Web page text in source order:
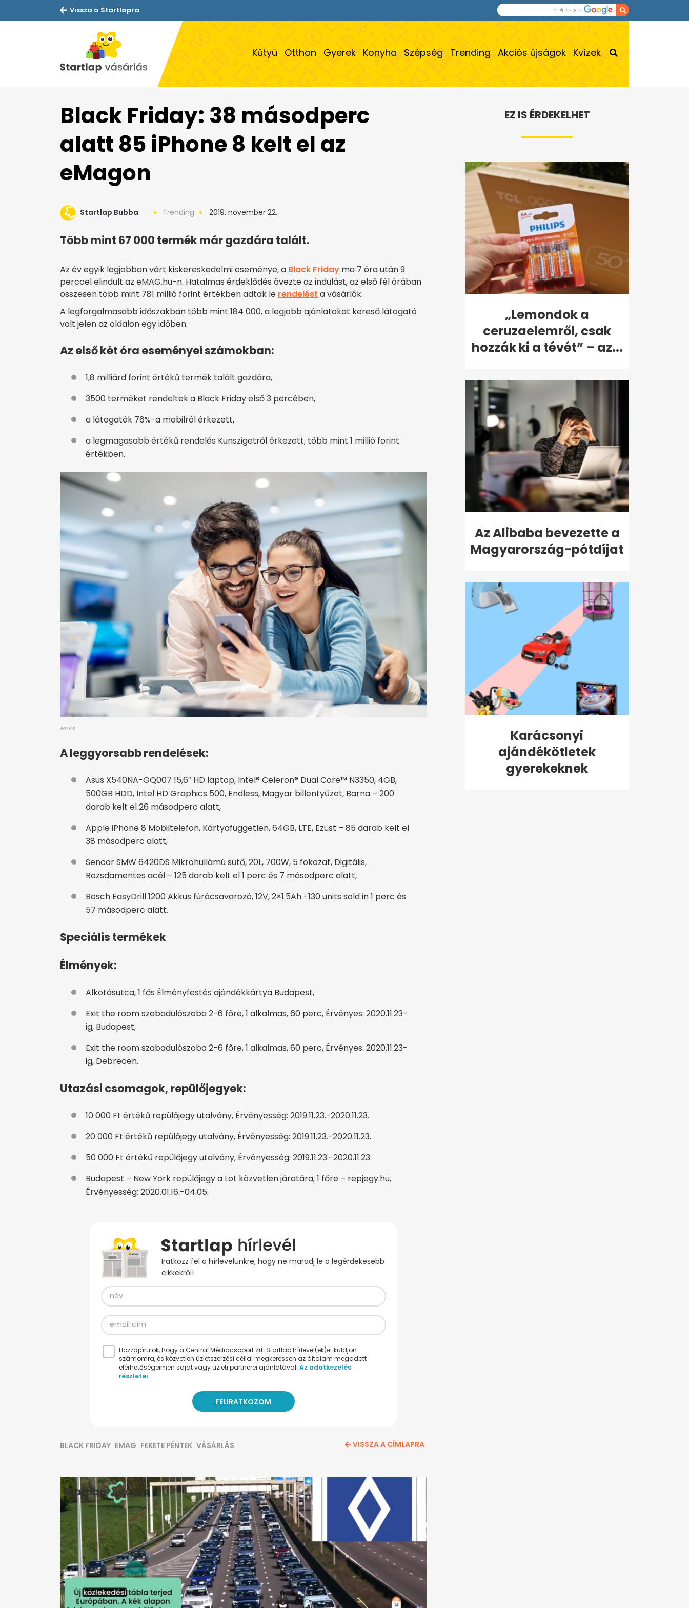
Vissza a Startlapra
Kütyü Otthon Gyerek Konyha Szépség Trending Akciós újságok Kvízek
Black Friday: 38 másodperc
alatt 85 iPhone 8 kelt el az
eMagon
Startlap Bubba Trending 2019. november 22.
Több mint 67 000 termék már gazdára talált.
Az év egyik legjobban várt kiskereskedelmi eseménye, a Black Friday ma 7 óra után 9
perccel elindult az eMAG.hu-n. Hatalmas érdeklődés övezte az indulást, az első fél órában
összesen több mint 781 millió forint értékben adtak le rendelést a vásárlók.
A legforgalmasabb időszakban több mint 184 000, a legjobb ajánlatokat kereső látogató
volt jelen az oldalon egy időben.
Az első két óra eseményei számokban:
1,8 milliárd forint értékű termék talált gazdára,
3500 terméket rendeltek a Black Friday első 3 percében,
a látogatók 76%-a mobilról érkezett,
a legmagasabb értékű rendelés Kunszigetről érkezett, több mint 1 millió forint
értékben.
iStock
A leggyorsabb rendelések:
Asus X540NA-GQ007 15,6″ HD laptop, Intel® Celeron® Dual Core™ N3350, 4GB,
500GB HDD, Intel HD Graphics 500, Endless, Magyar billentyűzet, Barna – 200
darab kelt el 26 másodperc alatt,
Apple iPhone 8 Mobiltelefon, Kártyafüggetlen, 64GB, LTE, Ezüst – 85 darab kelt el
38 másodperc alatt,
Sencor SMW 6420DS Mikrohullámú sütő, 20L, 700W, 5 fokozat, Digitális,
Rozsdamentes acél – 125 darab kelt el 1 perc és 7 másodperc alatt,
Bosch EasyDrill 1200 Akkus fúrócsavarozó, 12V, 2×1.5Ah -130 units sold in 1 perc és
57 másodperc alatt.
Speciális termékek
Élmények:
Alkotásutca, 1 fős Élményfestés ajándékkártya Budapest,
Exit the room szabadulószoba 2-6 főre, 1 alkalmas, 60 perc, Érvényes: 2020.11.23-
ig, Budapest,
Exit the room szabadulószoba 2-6 főre, 1 alkalmas, 60 perc, Érvényes: 2020.11.23-
ig, Debrecen.
Utazási csomagok, repülőjegyek:
10 000 Ft értékű repülőjegy utalvány, Érvényesség: 2019.11.23.-2020.11.23.
20 000 Ft értékű repülőjegy utalvány, Érvényesség: 2019.11.23.-2020.11.23.
50 000 Ft értékű repülőjegy utalvány, Érvényesség: 2019.11.23.-2020.11.23.
Budapest – New York repülőjegy a Lot közvetlen járatára, 1 főre – repjegy.hu,
Érvényesség: 2020.01.16.-04.05.
Iratkozz fel a hírlevelünkre, hogy ne maradj le a legérdekesebb
cikkekről!
Hozzájárulok, hogy a Central Médiacsoport Zrt. Startlap hírlevel(ek)et küldjön
számomra, és közvetlen üzletszerzési céllal megkeressen az általam megadott
elérhetőségeimen saját vagy üzleti partnerei ajánlatával. Az adatkezelés
részletei
BLACK FRIDAY EMAG FEKETE PÉNTEK VÁSÁRLÁS VISSZA A CÍMLAPRA
EZ IS ÉRDEKELHET
„Lemondok a
ceruzaelemről, csak
hozzák ki a tévét” – az...
Az Alibaba bevezette a
Magyarország-pótdíjat
Karácsonyi
ajándékötletek
gyerekeknek